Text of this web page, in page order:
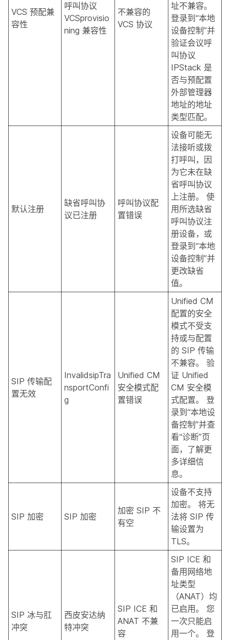
VCS 预配兼
容性
呼叫协议
VCSprovisio
ning 兼容性
不兼容的
VCS 协议
址不兼容。
登录到“本地
设备控制”并
验证会议呼
叫协议
IPStack 是
否与预配置
外部管理器
地址的地址
类型匹配。
默认注册
缺省呼叫协
议已注册
呼叫协议配
置错误
设备可能无
法接听或拨
打呼叫，因
为它未在缺
省呼叫协议
上注册。 使
用所选缺省
呼叫协议注
册设备，或
登录到“本地
设备控制”并
更改缺省
值。
SIP 传输配
置无效
InvalidsipTra
nsportConfi
g
Unified CM
安全模式配
置错误
Unified CM
配置的安全
模式不受支
持或与配置
的 SIP 传输
不兼容。 验
证 Unified
CM 安全模
式配置。 登
录到“本地设
备控制”并查
看“诊断”页
面，了解更
多详细信
息。
SIP 加密 SIP 加密
加密 SIP 不
有空
设备不支持
加密。 将无
法将 SIP 传
输设置为
TLS。
SIP 冰与肛
冲突
西皮安达纳
特冲突
SIP ICE 和
ANAT 不兼
容
SIP ICE 和
备用网络地
址类型
（ANAT）均
已启用。 您
一次只能启
用一个。 登